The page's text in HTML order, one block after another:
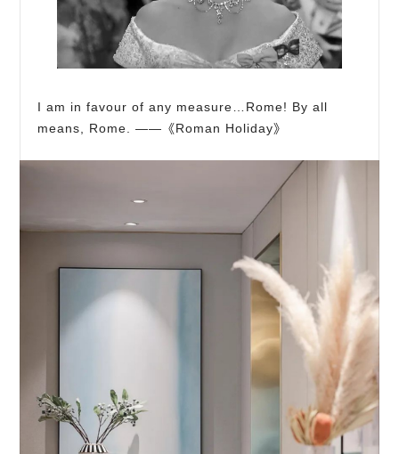
I am in favour of any measure…Rome! By all
means, Rome. ——《Roman Holiday》